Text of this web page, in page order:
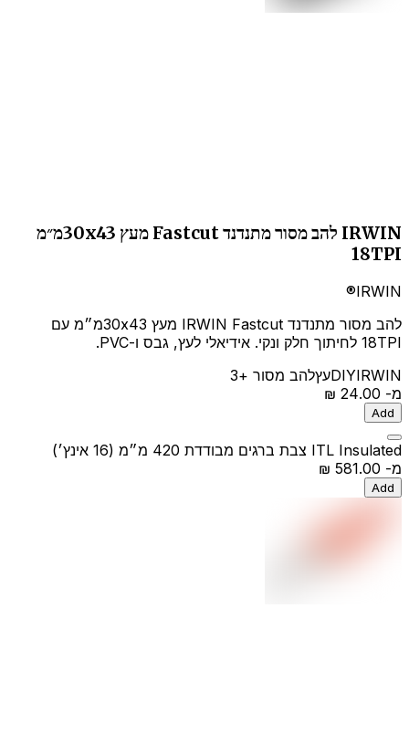
IRWIN להב מסור מתנדנד Fastcut מעץ 30x43מ״מ
18TPI
IRWIN®
להב מסור מתנדנד IRWIN Fastcut מעץ 30x43מ״מ עם
18TPI לחיתוך חלק ונקי. אידיאלי לעץ, גבס ו-PVC.
DIYIRWIN עץלהב מסור +3
מ-
Add
ITL Insulated צבת ברגים מבודדת 420 מ״מ (16 אינץ׳)
מ-
Add